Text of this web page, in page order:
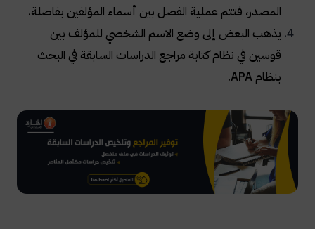
المصدر، فتتم عملية الفصل بين أسماء المؤلفين بفاصلة.
يذهب البعض إلى وضع الاسم الشخصي للمؤلف بين
قوسين في نظام كتابة مراجع الدراسات السابقة في البحث
بنظام APA.